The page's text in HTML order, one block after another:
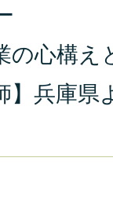
心構え
】兵庫県